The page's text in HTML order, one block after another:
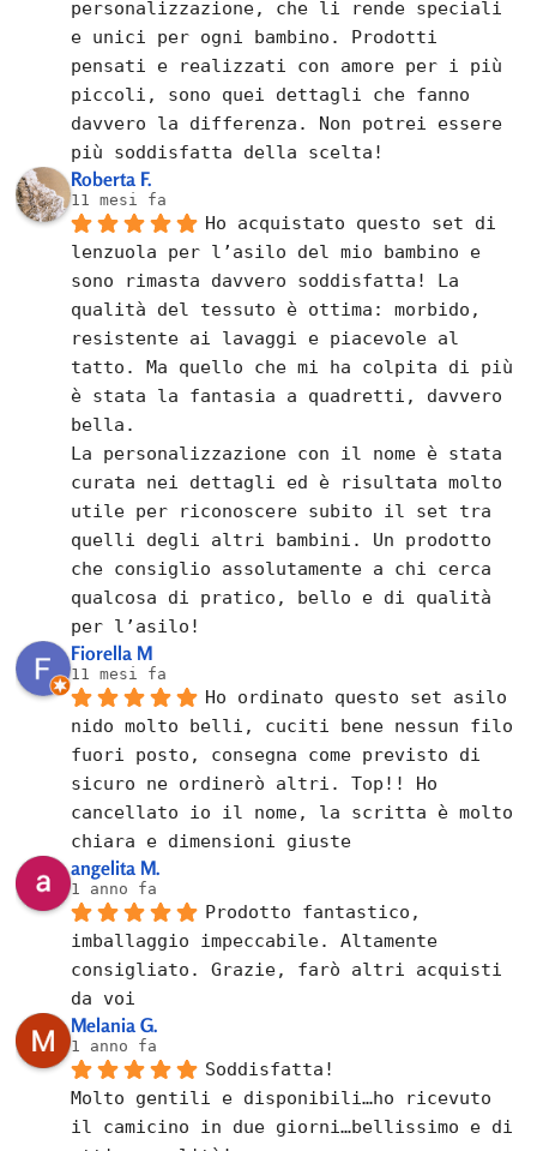
personalizzazione, che li rende speciali
e unici per ogni bambino. Prodotti
pensati e realizzati con amore per i più
piccoli, sono quei dettagli che fanno
davvero la differenza. Non potrei essere
più soddisfatta della scelta!
Roberta F.
11 mesi fa
Ho acquistato questo set di
lenzuola per l’asilo del mio bambino e
sono rimasta davvero soddisfatta! La
qualità del tessuto è ottima: morbido,
resistente ai lavaggi e piacevole al
tatto. Ma quello che mi ha colpita di più
è stata la fantasia a quadretti, davvero
bella.
La personalizzazione con il nome è stata
curata nei dettagli ed è risultata molto
utile per riconoscere subito il set tra
quelli degli altri bambini. Un prodotto
che consiglio assolutamente a chi cerca
qualcosa di pratico, bello e di qualità
per l’asilo!
Fiorella M
11 mesi fa
Ho ordinato questo set asilo
nido molto belli, cuciti bene nessun filo
fuori posto, consegna come previsto di
sicuro ne ordinerò altri. Top!! Ho
cancellato io il nome, la scritta è molto
chiara e dimensioni giuste
angelita M.
1 anno fa
Prodotto fantastico,
imballaggio impeccabile. Altamente
consigliato. Grazie, farò altri acquisti
da voi
Melania G.
1 anno fa
Soddisfatta!
Molto gentili e disponibili…ho ricevuto
il camicino in due giorni…bellissimo e di